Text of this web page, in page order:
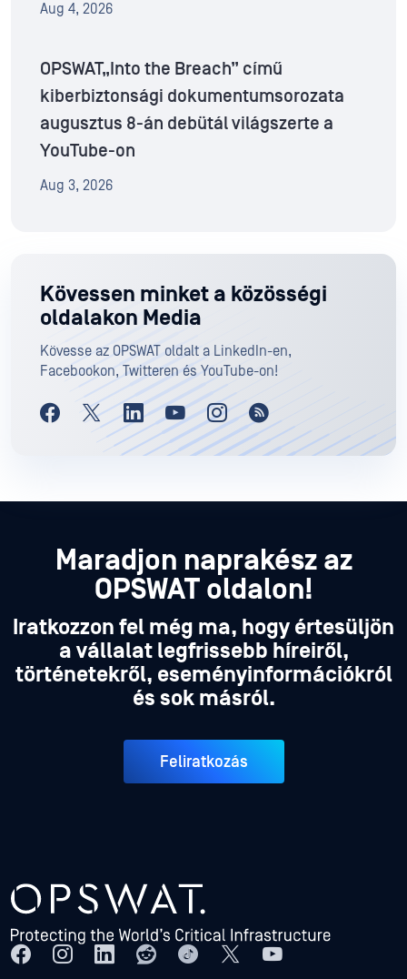
Aug 4, 2026
OPSWAT„Into the Breach” című
kiberbiztonsági dokumentumsorozata
augusztus 8-án debütál világszerte a
YouTube-on
Aug 3, 2026
Kövessen minket a közösségi
oldalakon Media
Kövesse az OPSWAT oldalt a LinkedIn-en,
Facebookon, Twitteren és YouTube-on!
Maradjon naprakész az
OPSWAT oldalon!
Iratkozzon fel még ma, hogy értesüljön
a vállalat legfrissebb híreiről,
történetekről, eseményinformációkról
és sok másról.
Feliratkozás